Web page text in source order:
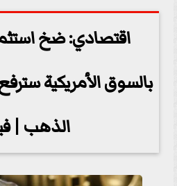
اقتصادي: ضخ
بالسوق الأمريكية
الذهب |